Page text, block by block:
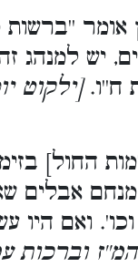
אומר
יש
ח''ו.[ילקוט
החול]
אבלים
ואם היו
וברכות